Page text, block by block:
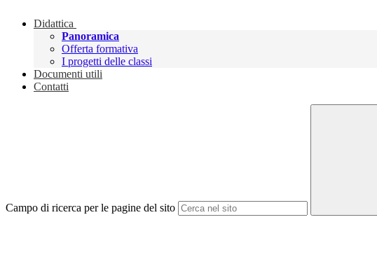
Didattica
Panoramica
Offerta formativa
I progetti delle classi
Documenti utili
Contatti
Campo di ricerca per le pagine del sito